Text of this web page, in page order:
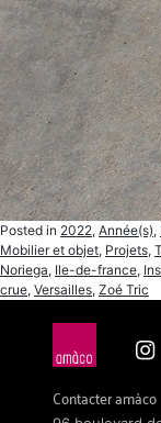
Posted in 2022, Année(s),
Mobilier et objet, Projets,
Noriega, Ile-de-france,
crue, Versailles, Zoé Tric
Contacter amàco